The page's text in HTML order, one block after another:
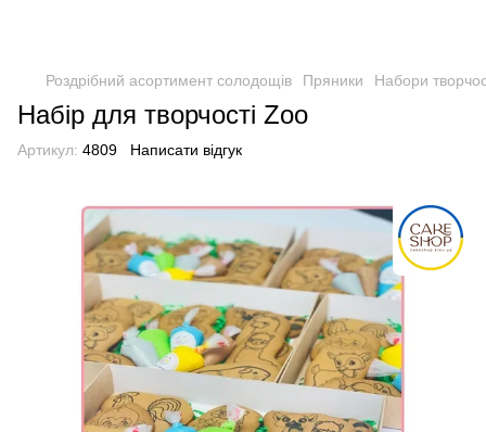
Роздрібний асортимент солодощів Пряники Набори
Набір для творчості Zoo
Артикул: 4809 Написати відгук